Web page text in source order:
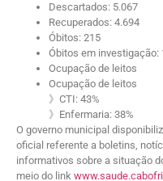
Descartados: 5.067
Recuperados: 4.694
Óbitos: 215
Óbitos em investigação:
Ocupação de leitos
Ocupação de leitos
》CTI: 43%
》Enfermaria: 38%
O governo municipal
oficial referente a boletins,
informativos sobre a situação
meio do link